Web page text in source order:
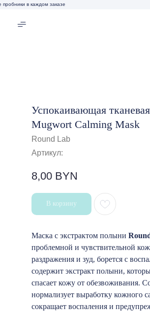
заказе
Успокаивающая
Mugwort Calming Mask
Round Lab
Артикул:
8,00 BYN
В корзину
Маска с экстрактом полыни
проблемной и чувствительной
раздражения и зуд, борется с
содержит экстракт полыни,
спасает кожу от обезвоживания.
нормализует выработку кожного
сокращает воспаления и